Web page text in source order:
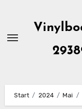
springen
Start 2024 Mai